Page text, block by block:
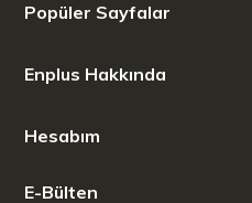
Popüler Sayfalar
Enplus Hakkında
Hesabım
E-Bülten